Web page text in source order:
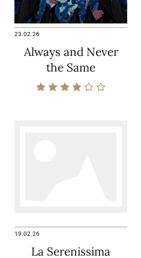
23.02.26
Always and Never
the Same
19.02.26
La Serenissima